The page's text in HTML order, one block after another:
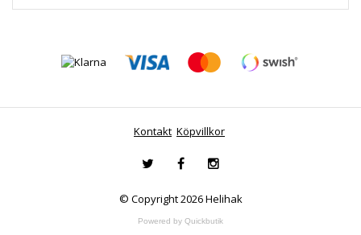
Kontakt Köpvillkor
© Copyright 2026 Helihak
Powered by Quickbutik